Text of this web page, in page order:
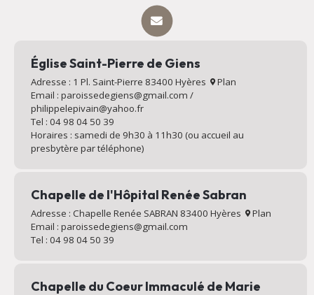
Église Saint-Pierre de Giens
Adresse : 1 Pl. Saint-Pierre 83400 Hyères
Plan
Email : paroissedegiens@gmail.com /
philippelepivain@yahoo.fr
Tel : 04 98 04 50 39
Horaires : samedi de 9h30 à 11h30 (ou accueil au
presbytère par téléphone)
Chapelle de l'Hôpital Renée Sabran
Adresse : Chapelle Renée SABRAN 83400 Hyères
Plan
Email : paroissedegiens@gmail.com
Tel : 04 98 04 50 39
Chapelle du Coeur Immaculé de Marie